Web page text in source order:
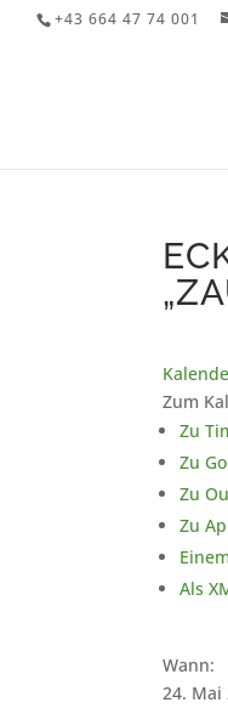
+43 664 47 74 001
Zum
Zu
Zu
Zu
Zu
Als
Wann:
24. Mai